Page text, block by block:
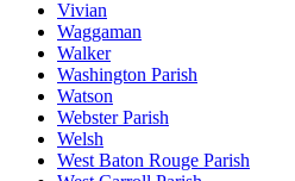
Vivian
Waggaman
Walker
Washington Parish
Watson
Webster Parish
Welsh
West Baton Rouge Parish